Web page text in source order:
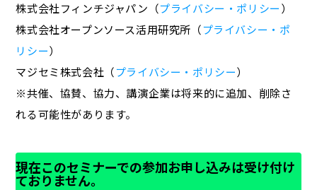
株式会社フィンチジャパン（プライバシー・ポリシー）
株式会社オープンソース活用研究所（プライバシー・ポ
リシー）
マジセミ株式会社（プライバシー・ポリシー）
※共催、協賛、協力、講演企業は将来的に追加、削除さ
れる可能性があります。
現在このセミナーでの参加お申し込みは受け付け
ておりません。